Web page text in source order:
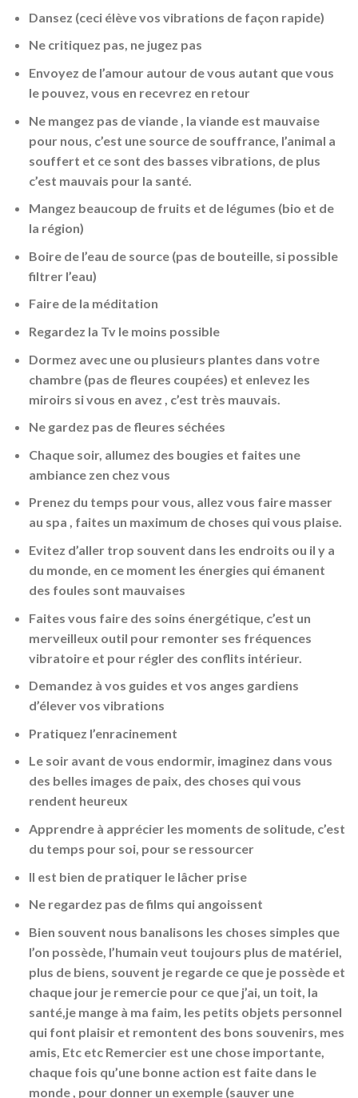
Dansez (ceci élève vos vibrations de façon rapide)
Ne critiquez pas, ne jugez pas
Envoyez de l’amour autour de vous autant que vous
le pouvez, vous en recevrez en retour
Ne mangez pas de viande , la viande est mauvaise
pour nous, c’est une source de souffrance, l’animal a
souffert et ce sont des basses vibrations, de plus
c’est mauvais pour la santé.
Mangez beaucoup de fruits et de légumes (bio et de
la région)
Boire de l’eau de source (pas de bouteille, si possible
filtrer l’eau)
Faire de la méditation
Regardez la Tv le moins possible
Dormez avec une ou plusieurs plantes dans votre
chambre (pas de fleures coupées) et enlevez les
miroirs si vous en avez , c’est très mauvais.
Ne gardez pas de fleures séchées
Chaque soir, allumez des bougies et faites une
ambiance zen chez vous
Prenez du temps pour vous, allez vous faire masser
au spa , faites un maximum de choses qui vous plaise.
Evitez d’aller trop souvent dans les endroits ou il y a
du monde, en ce moment les énergies qui émanent
des foules sont mauvaises
Faites vous faire des soins énergétique, c’est un
merveilleux outil pour remonter ses fréquences
vibratoire et pour régler des conflits intérieur.
Demandez à vos guides et vos anges gardiens
d’élever vos vibrations
Pratiquez l’enracinement
Le soir avant de vous endormir, imaginez dans vous
des belles images de paix, des choses qui vous
rendent heureux
Apprendre à apprécier les moments de solitude, c’est
du temps pour soi, pour se ressourcer
Il est bien de pratiquer le lâcher prise
Ne regardez pas de films qui angoissent
Bien souvent nous banalisons les choses simples que
l’on possède, l’humain veut toujours plus de matériel,
plus de biens, souvent je regarde ce que je possède et
chaque jour je remercie pour ce que j’ai, un toit, la
santé,je mange à ma faim, les petits objets personnel
qui font plaisir et remontent des bons souvenirs, mes
amis, Etc etc Remercier est une chose importante,
chaque fois qu’une bonne action est faite dans le
monde , pour donner un exemple (sauver une